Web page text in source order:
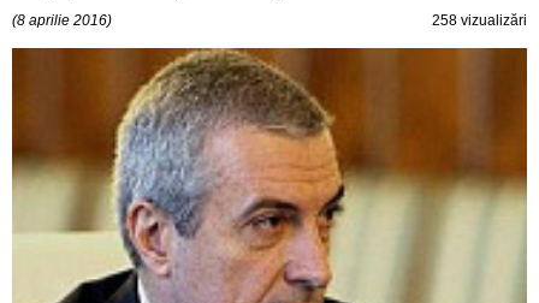
(8 aprilie 2016) 258 vizualizări